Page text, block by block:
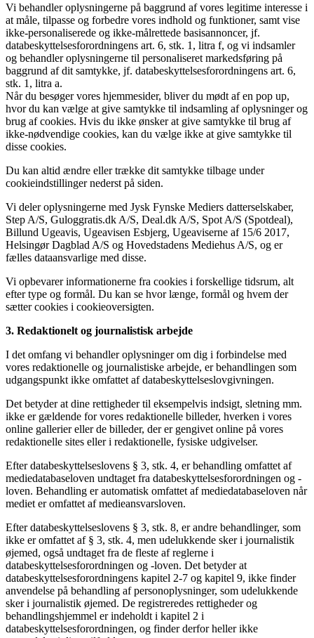
Vi behandler oplysningerne på baggrund af vores legitime interesse i
at måle, tilpasse og forbedre vores indhold og funktioner, samt vise
ikke-personaliserede og ikke-målrettede basisannoncer, jf.
databeskyttelsesforordningens art. 6, stk. 1, litra f, og vi indsamler
og behandler oplysningerne til personaliseret markedsføring på
baggrund af dit samtykke, jf. databeskyttelsesforordningens art. 6,
stk. 1, litra a.
Når du besøger vores hjemmesider, bliver du mødt af en pop up,
hvor du kan vælge at give samtykke til indsamling af oplysninger og
brug af cookies. Hvis du ikke ønsker at give samtykke til brug af
ikke-nødvendige cookies, kan du vælge ikke at give samtykke til
disse cookies.
Du kan altid ændre eller trække dit samtykke tilbage under
cookieindstillinger nederst på siden.
Vi deler oplysningerne med Jysk Fynske Mediers datterselskaber,
Step A/S, Guloggratis.dk A/S, Deal.dk A/S, Spot A/S (Spotdeal),
Billund Ugeavis, Ugeavisen Esbjerg, Ugeaviserne af 15/6 2017,
Helsingør Dagblad A/S og Hovedstadens Mediehus A/S, og er
fælles dataansvarlige med disse.
Vi opbevarer informationerne fra cookies i forskellige tidsrum, alt
efter type og formål. Du kan se hvor længe, formål og hvem der
sætter cookies i cookieoversigten.
3. Redaktionelt og journalistisk arbejde
I det omfang vi behandler oplysninger om dig i forbindelse med
vores redaktionelle og journalistiske arbejde, er behandlingen som
udgangspunkt ikke omfattet af databeskyttelseslovgivningen.
Det betyder at dine rettigheder til eksempelvis indsigt, sletning mm.
ikke er gældende for vores redaktionelle billeder, hverken i vores
online gallerier eller de billeder, der er gengivet online på vores
redaktionelle sites eller i redaktionelle, fysiske udgivelser.
Efter databeskyttelseslovens § 3, stk. 4, er behandling omfattet af
mediedatabaseloven undtaget fra databeskyttelsesforordningen og -
loven. Behandling er automatisk omfattet af mediedatabaseloven når
mediet er omfattet af medieansvarsloven.
Efter databeskyttelseslovens § 3, stk. 8, er andre behandlinger, som
ikke er omfattet af § 3, stk. 4, men udelukkende sker i journalistik
øjemed, også undtaget fra de fleste af reglerne i
databeskyttelsesforordningen og -loven. Det betyder at
databeskyttelsesforordningens kapitel 2-7 og kapitel 9, ikke finder
anvendelse på behandling af personoplysninger, som udelukkende
sker i journalistik øjemed. De registreredes rettigheder og
behandlingshjemmel er indeholdt i kapitel 2 i
databeskyttelsesforordningen, og finder derfor heller ikke